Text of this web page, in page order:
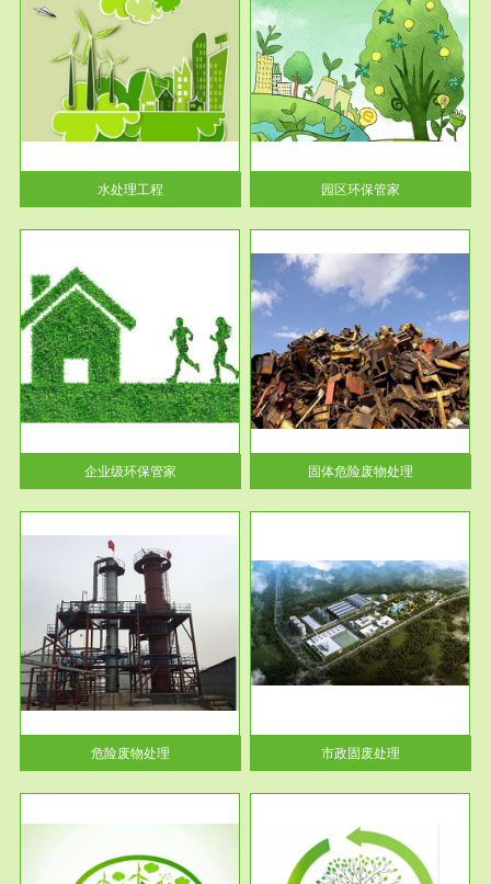
水处理工程
服务范围
园区环保管家
2016 年 4 月，环保部下发《关
于积极发挥环境保护作用促进供
给侧结...
园区环保管家
企业级环保管家
服务范围
固体危险废物处理
固体废物解释：固体废物是指人
们在生产建设、日常生活和其他
活动中...
固体危险废物处理
危险废物处理
服务范围
市政固废处理
蔚蓝生态环境科技所从事的市政
废物处理业务包括市政废物的处
理处...
市政固废处理
服务范围